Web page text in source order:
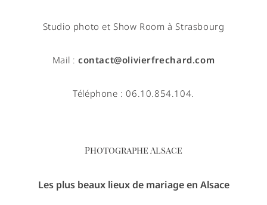
Studio photo et Show Room à Strasbourg
Mail : contact@olivierfrechard.com
Téléphone : 06.10.854.104.
Photographe Alsace
Les plus beaux lieux de mariage en Alsace